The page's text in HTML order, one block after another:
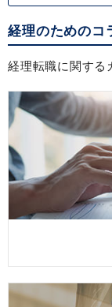
経理のためのコ
経理転職に関する